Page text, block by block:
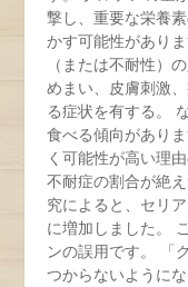
撃し、重要な栄養
かす可能性があり
（または不耐性）
めまい、皮膚刺激
る症状を有する。
食べる傾向があり
く可能性が高い理
不耐症の割合が絶
究によると、セリ
に増加しました。
ンの誤用です。 「
つからないように